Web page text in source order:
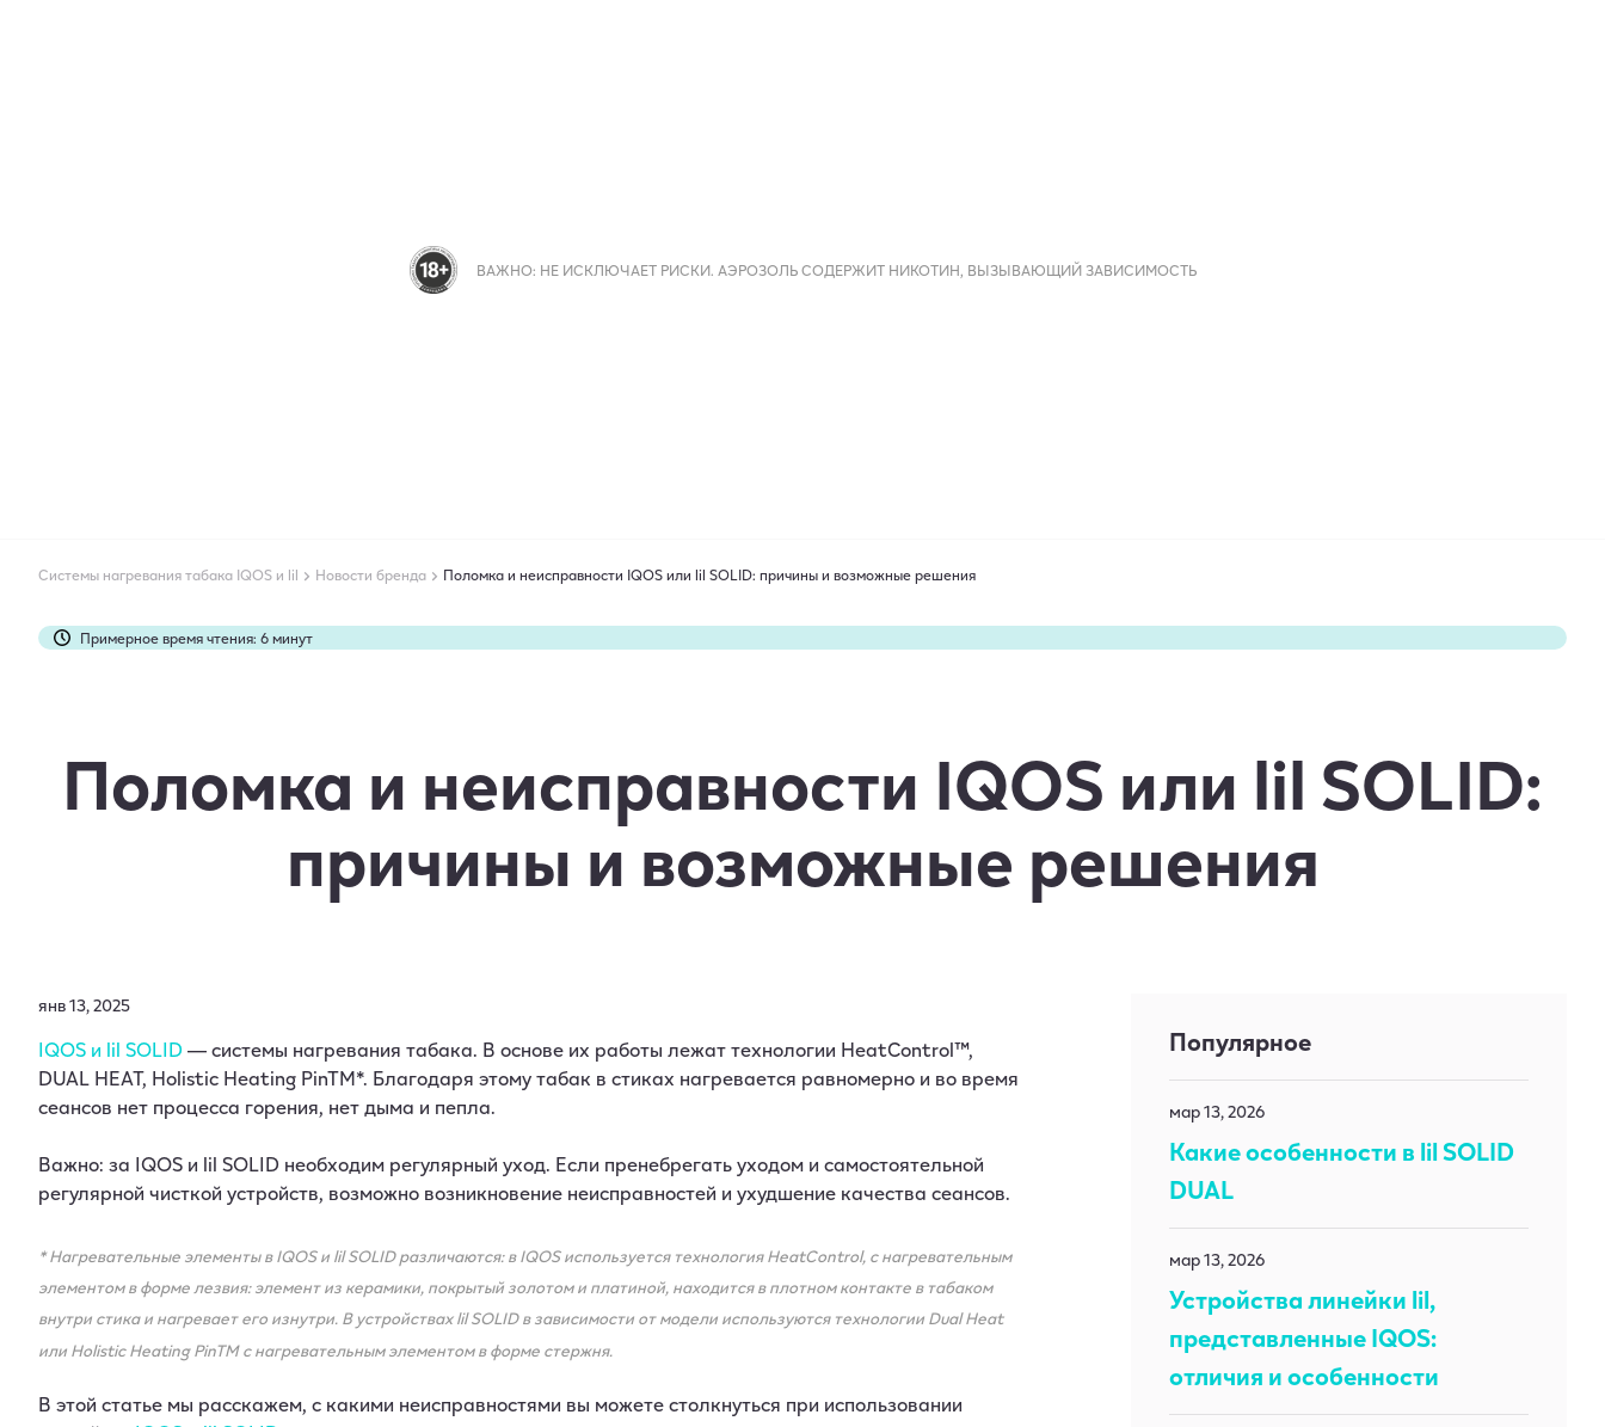
Системы нагревания табака IQOS и lil Новости бренда Поломка и неисправности IQOS или lil SOLID: причины и возможные решения
Примерное время чтения: 6 минут
Поломка и неисправности IQOS или lil SOLID:
причины и возможные решения
янв 13, 2025
IQOS и lil SOLID — системы нагревания табака. В основе их работы лежат технологии HeatControl™,
DUAL HEAT, Holistic Heating PinTM*. Благодаря этому табак в стиках нагревается равномерно и во время
сеансов нет процесса горения, нет дыма и пепла.
Важно: за IQOS и lil SOLID необходим регулярный уход. Если пренебрегать уходом и самостоятельной
регулярной чисткой устройств, возможно возникновение неисправностей и ухудшение качества сеансов.
* Нагревательные элементы в IQOS и lil SOLID различаются: в IQOS используется технология HeatControl, c нагревательным
элементом в форме лезвия: элемент из керамики, покрытый золотом и платиной, находится в плотном контакте в табаком
внутри стика и нагревает его изнутри. В устройствах lil SOLID в зависимости от модели используются технологии Dual Heat
или Holistic Heating PinTM с нагревательным элементом в форме стержня.
В этой статье мы расскажем, с какими неисправностями вы можете столкнуться при использовании
Популярное
мар 13, 2026
Какие особенности в lil SOLID
DUAL
мар 13, 2026
Устройства линейки lil,
представленные IQOS:
отличия и особенности
ВАЖНО: НЕ ИСКЛЮЧАЕТ РИСКИ. АЭРОЗОЛЬ СОДЕРЖИТ НИКОТИН, ВЫЗЫВАЮЩИЙ ЗАВИСИМОСТЬ